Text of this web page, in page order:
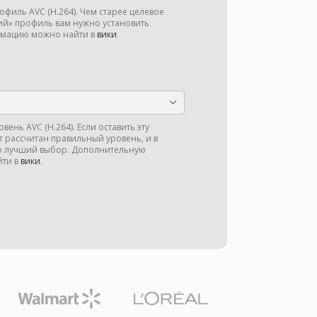
AVC (H.264). Чем старее целевое
профиль вам нужно установить.
можно найти в вики.
AVC (H.264). Если оставить эту
рассчитан правильный уровень, и в
лучший выбор. Дополнительную
в вики.